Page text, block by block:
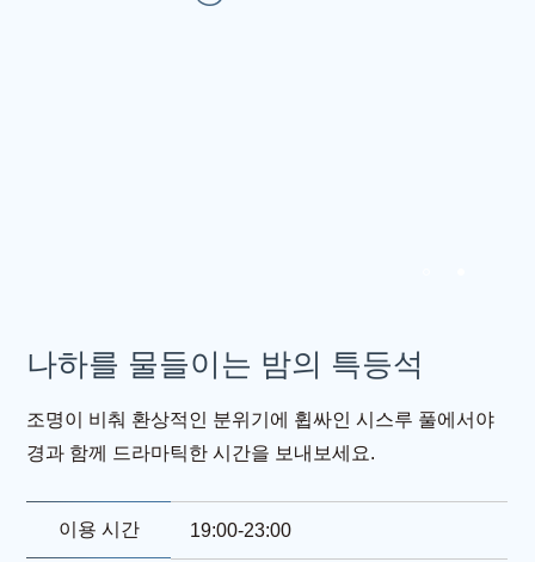
나하를 물들이는 밤의 특등석
조명이 비춰 환상적인 분위기에 휩싸인 시스루 풀에서야
경과 함께 드라마틱한 시간을 보내보세요.
이용 시간 19:00-23:00